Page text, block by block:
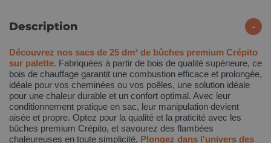
Description
Découvrez nos sacs de 25 dm³ de bûches premium Crépito
sur palette. Fabriquées à partir de bois de qualité supérieure, ce
bois de chauffage garantit une combustion efficace et prolongée,
idéale pour vos cheminées ou vos poêles, une solution idéale
pour une chaleur durable et un confort optimal. Avec leur
conditionnement pratique en sac, leur manipulation devient
aisée et propre. Optez pour la qualité et la praticité avec les
bûches premium Crépito, et savourez des flambées
chaleureuses en toute simplicité. Plongez dans l'univers des